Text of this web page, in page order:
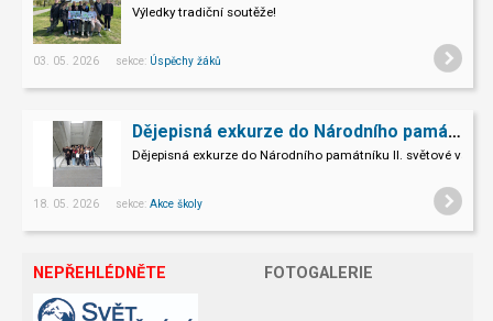
Výledky tradiční soutěže!
03. 05. 2026 sekce: Úspěchy žáků
Dějepisná exkurze do Národního památníku II. sv. války v Hrabyni
Dějepisná exkurze do Národního památníku II. světové války
18. 05. 2026 sekce: Akce školy
NEPŘEHLÉDNĚTE FOTOGALERIE